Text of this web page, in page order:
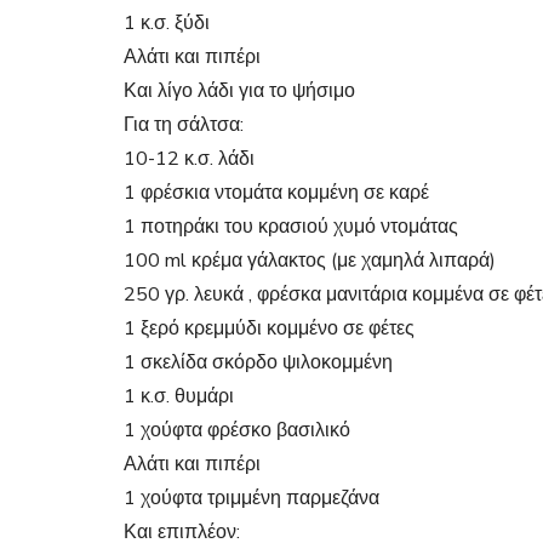
1 κ.σ. ξύδι
Αλάτι και πιπέρι
Και λίγο λάδι για το ψήσιμο
Για τη σάλτσα:
10-12 κ.σ. λάδι
1 φρέσκια ντομάτα κομμένη σε καρέ
1 ποτηράκι του κρασιού χυμό ντομάτας
100 ml κρέμα γάλακτος (με χαμηλά λιπαρά)
250 γρ. λευκά , φρέσκα μανιτάρια κομμένα σε
1 ξερό κρεμμύδι κομμένο σε φέτες
1 σκελίδα σκόρδο ψιλοκομμένη
1 κ.σ. θυμάρι
1 χούφτα φρέσκο βασιλικό
Αλάτι και πιπέρι
1 χούφτα τριμμένη παρμεζάνα
Και επιπλέον: